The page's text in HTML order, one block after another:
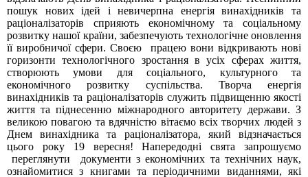
пошук нових ідей і невичерпна енергія винахідників та
раціоналізаторів сприяють економічному та соціальному
розвитку нашої країни, забезпечують технологічне оновлення
її виробничої сфери. Своєю працею вони відкривають нові
горизонти технологічного зростання в усіх сферах життя,
створюють умови для соціального, культурного та
економічного розвитку суспільства. Творча енергія
винахідників та раціоналізаторів служить підвищенню якості
життя та піднесенню міжнародного авторитету держави. З
великою повагою та вдячністю вітаємо всіх творчих людей з
Днем винахідника та раціоналізатора, який відзначається
цього року 19 вересня! Напередодні свята запрошуємо
переглянути документи з економічних та технічних наук,
ознайомитися з книгами та періодичними виданнями, які